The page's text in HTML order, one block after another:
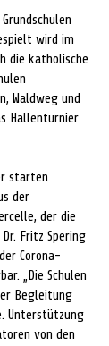
wird im
die katholische
Waldweg und
Hallenturnier
starten
der
der die
Fritz Spering
Corona-
„Die Schulen
Begleitung
Unterstützung
von den